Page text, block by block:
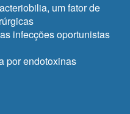
um fator de
infecções oportunistas
por endotoxinas